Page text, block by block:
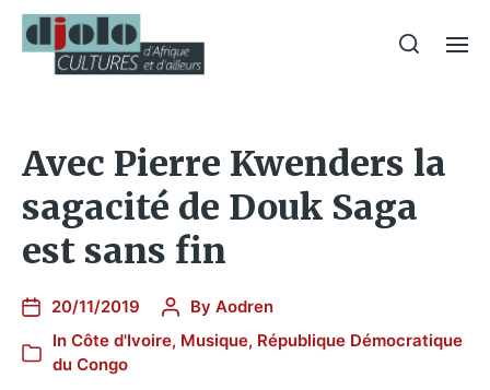
Avec Pierre Kwenders la
sagacité de Douk Saga
est sans fin
20/11/2019 By Aodren
In Côte d'Ivoire, Musique, République Démocratique
du Congo